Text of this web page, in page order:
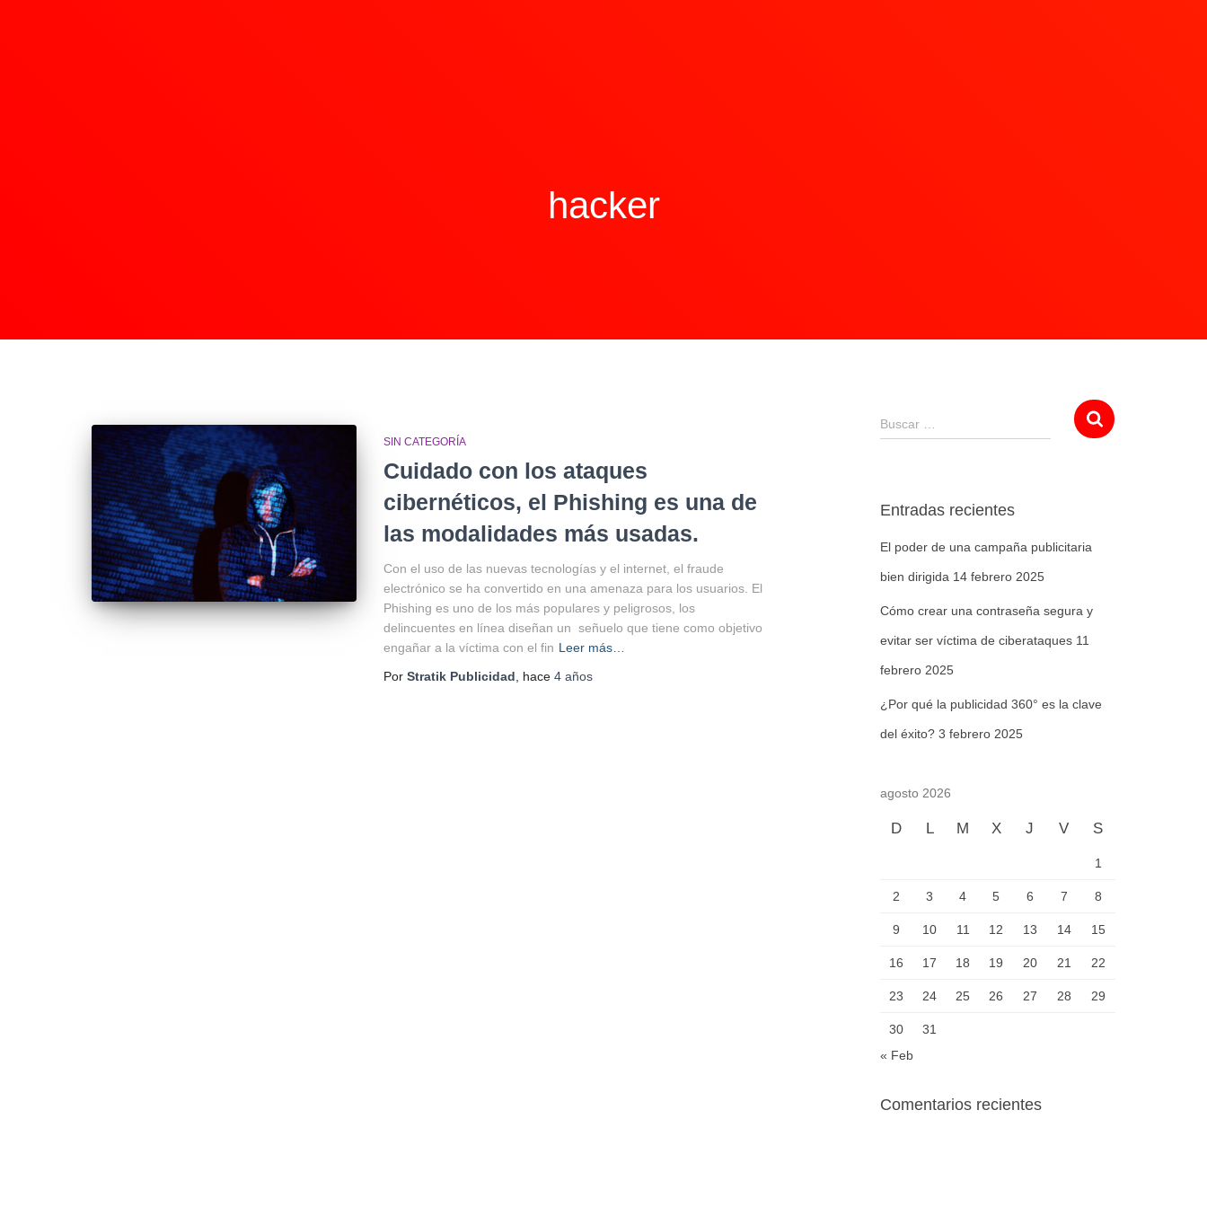
hacker
SIN CATEGORÍA
Cuidado con los ataques
cibernéticos, el Phishing es una de
las modalidades más usadas.
Con el uso de las nuevas tecnologías y el internet, el fraude
electrónico se ha convertido en una amenaza para los usuarios. El
Phishing es uno de los más populares y peligrosos, los
delincuentes en línea diseñan un señuelo que tiene como objetivo
engañar a la víctima con el fin Leer más…
Por Stratik Publicidad , hace 4 años
Buscar …
Entradas recientes
El poder de una campaña publicitaria
bien dirigida 14 febrero 2025
Cómo crear una contraseña segura y
evitar ser víctima de ciberataques 11
febrero 2025
¿Por qué la publicidad 360° es la clave
del éxito? 3 febrero 2025
agosto 2026
D L M X J V S
1
2 3 4 5 6 7 8
9 10 11 12 13 14 15
16 17 18 19 20 21 22
23 24 25 26 27 28 29
30
31
« Feb
Comentarios recientes